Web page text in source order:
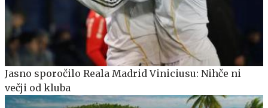
Jasno sporočilo Reala Madrid Viniciusu: Nihče ni
večji od kluba